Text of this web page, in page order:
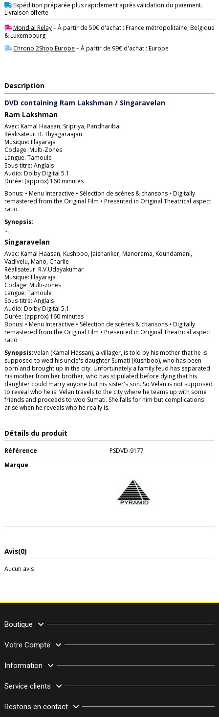
Expédition préparée plus rapidement après validation du paiement.
Livraison offerte
Mondial Relay– À partir de 59€ d'achat : France métropolitaine, Belgique
& Luxembourg
Chrono 2Shop Europe – À partir de 99€ d'achat : Europe
Description
DVD containing Ram Lakshman / Singaravelan
Ram Lakshman
Avec: Kamal Haasan, Sripriya, Pandharibai
Réalisateur: R. Thyagaraajan
Musique: Illayaraja
Codage: Multi-Zones
Langue: Tamoule
Sous-titre: Anglais
Audio: Dolby Digital 5.1
Durée: (approx) 160 minutes
Bonus: • Menu Interactive • Sélection de scènes & chansons • Digitally
remastered from the Original Film • Presented in Original Theatrical aspect
ratio
Synopsis:
…
Singaravelan
Avec: Kamal Haasan, Kushboo, Jaishanker, Manorama, Koundamani,
Vadivelu, Mano, Charlie
Réalisateur: R.V.Udayakumar
Musique: Illayaraja
Codage: Multi-zones
Langue: Tamoule
Sous-titre: Anglais
Audio: Dolby Digital 5.1
Durée: (approx) 160 minutes
Bonus: • Menu Interactive • Sélection de scènes & chansons • Digitally
remastered from the Original Film • Presented in Original Theatrical aspect
ratio
Synopsis:Velan (Kamal Hassan), a villager, is told by his mother that he is
supposed to wed his uncle's daughter Sumati (Kushboo), who has been
born and brought up in the city. Unfortunately a family feud has separated
his mother from her brother, who has stipulated before dying that his
daughter could marry anyone but his sister's son. So Velan is not supposed
to reveal who he is. Velan travels to the city where he teams up with some
friends and proceeds to woo Sumati. She falls for him but complications
arise when he reveals who he really is.
Détails du produit
Référence
PSDVD-9177
Marque
Avis(0)
Aucun avis
Boutique
Votre Compte
Information
Service clients
Restons en contact